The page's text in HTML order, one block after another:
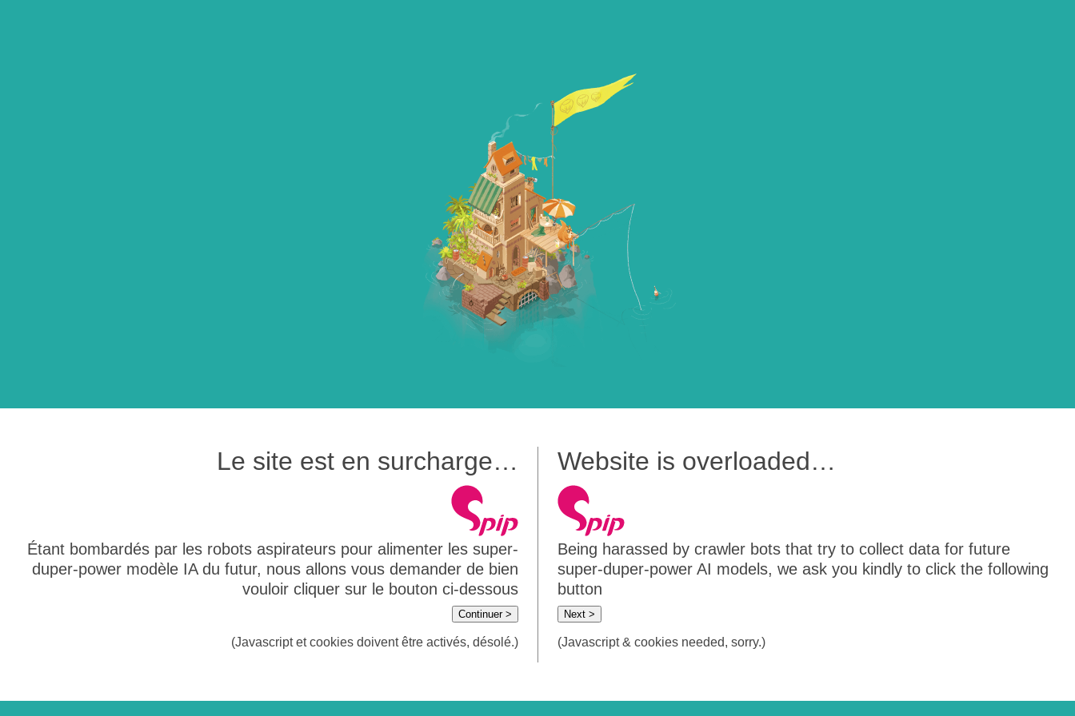
Le site est en surcharge…
Étant bombardés par les robots aspirateurs pour alimenter les super-
duper-power modèle IA du futur, nous allons vous demander de bien
vouloir cliquer sur le bouton ci-dessous
Continuer >
(Javascript et cookies doivent être activés, désolé.)
Website is overloaded…
Being harassed by crawler bots that try to collect data for future
super-duper-power AI models, we ask you kindly to click the following
button
Next >
(Javascript & cookies needed, sorry.)